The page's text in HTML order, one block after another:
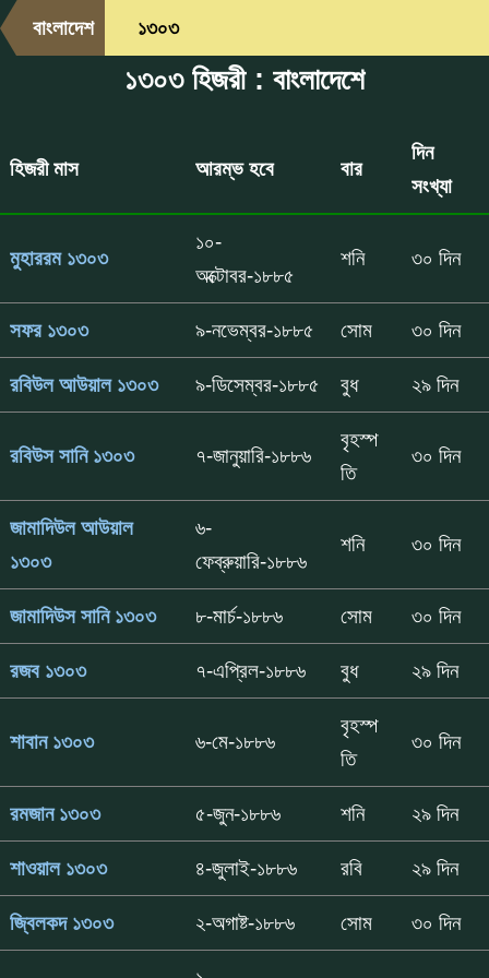
বাংলাদেশ ১৩০৩
১৩০৩ হিজরী : বাংলাদেশে
হিজরী মাস আরম্ভ হবে বার
দিন
সংখ্যা
মুহাররম ১৩০৩
১০-
অক্টোবর-১৮৮৫
শনি ৩০ দিন
সফর ১৩০৩ ৯-নভেম্বর-১৮৮৫ সোম ৩০ দিন
রবিউল আউয়াল ১৩০৩ ৯-ডিসেম্বর-১৮৮৫ বুধ ২৯ দিন
রবিউস সানি ১৩০৩ ৭-জানুয়ারি-১৮৮৬
বৃহস্প
তি
৩০ দিন
জামাদিউল আউয়াল
১৩০৩
৬-
ফেব্রুয়ারি-১৮৮৬
শনি ৩০ দিন
জামাদিউস সানি ১৩০৩ ৮-মার্চ-১৮৮৬ সোম ৩০ দিন
রজব ১৩০৩ ৭-এপ্রিল-১৮৮৬ বুধ ২৯ দিন
শাবান ১৩০৩ ৬-মে-১৮৮৬
বৃহস্প
তি
৩০ দিন
রমজান ১৩০৩ ৫-জুন-১৮৮৬ শনি ২৯ দিন
শাওয়াল ১৩০৩ ৪-জুলাই-১৮৮৬ রবি ২৯ দিন
জ্বিলকদ ১৩০৩ ২-অগাষ্ট-১৮৮৬ সোম ৩০ দিন